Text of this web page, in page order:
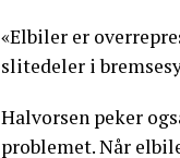
«Elbiler er
slitedeler i
Halvorsen peker
problemet. Når